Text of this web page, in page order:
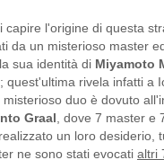
capire l'origine di questa
da un misterioso master
sua identità di Miyamoto
; quest'ultima rivela infatti a
duo è dovuto
Graal , dove 7 master
un loro desiderio,
ne sono stati evocati altri